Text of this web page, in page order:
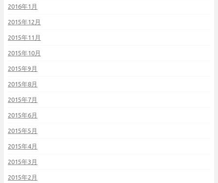
2016年1月
2015年12月
2015年11月
2015年10月
2015年9月
2015年8月
2015年7月
2015年6月
2015年5月
2015年4月
2015年3月
2015年2月